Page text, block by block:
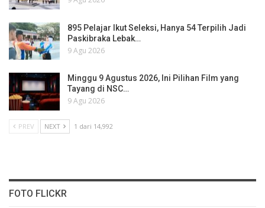
895 Pelajar Ikut Seleksi, Hanya 54 Terpilih Jadi
Paskibraka Lebak…
9 Agu 2026
Minggu 9 Agustus 2026, Ini Pilihan Film yang
Tayang di NSC…
9 Agu 2026
PREV NEXT 1 dari 14,992
FOTO FLICKR